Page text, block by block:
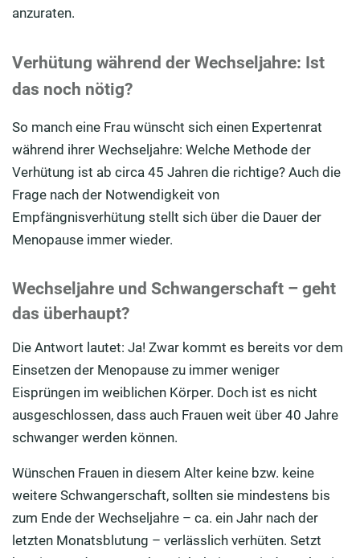
anzuraten.
Verhütung während der Wechseljahre: Ist
das noch nötig?
So manch eine Frau wünscht sich einen Expertenrat
während ihrer Wechseljahre: Welche Methode der
Verhütung ist ab circa 45 Jahren die richtige? Auch die
Frage nach der Notwendigkeit von
Empfängnisverhütung stellt sich über die Dauer der
Menopause immer wieder.
Wechseljahre und Schwangerschaft – geht
das überhaupt?
Die Antwort lautet: Ja! Zwar kommt es bereits vor dem
Einsetzen der Menopause zu immer weniger
Eisprüngen im weiblichen Körper. Doch ist es nicht
ausgeschlossen, dass auch Frauen weit über 40 Jahre
schwanger werden können.
Wünschen Frauen in diesem Alter keine bzw. keine
weitere Schwangerschaft, sollten sie mindestens bis
zum Ende der Wechseljahre – ca. ein Jahr nach der
letzten Monatsblutung – verlässlich verhüten. Setzt